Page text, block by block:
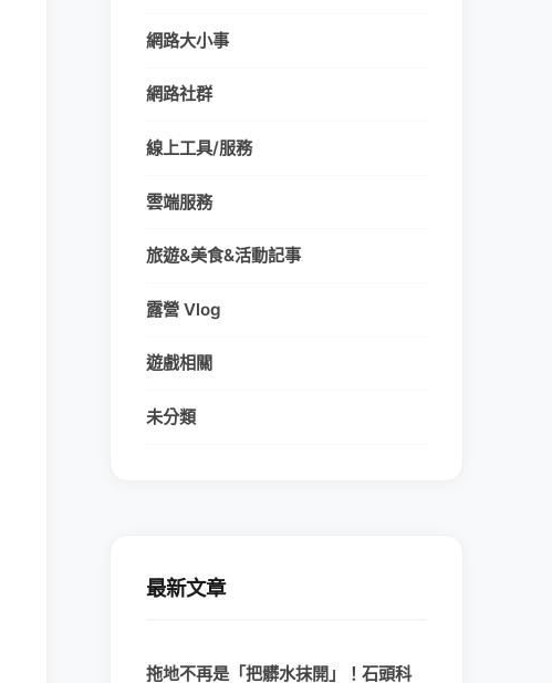
網路大小事
網路社群
線上工具/服務
雲端服務
旅遊&美食&活動記事
露營 Vlog
遊戲相關
未分類
最新文章
拖地不再是「把髒水抹開」！石頭科